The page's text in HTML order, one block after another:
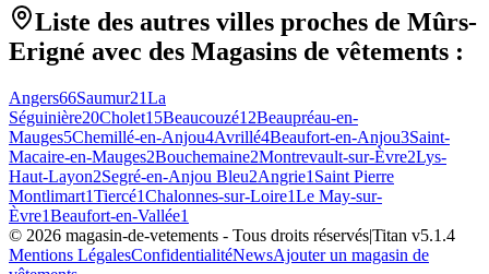
Liste des autres villes proches de Mûrs-
Erigné avec des Magasins de vêtements :
Angers66Saumur21La
Séguinière20Cholet15Beaucouzé12Beaupréau-en-
Mauges5Chemillé-en-Anjou4Avrillé4Beaufort-en-Anjou3Saint-
Macaire-en-Mauges2Bouchemaine2Montrevault-sur-Èvre2Lys-
Haut-Layon2Segré-en-Anjou Bleu2Angrie1 Saint Pierre
Montlimart1Tiercé1Chalonnes-sur-Loire1Le May-sur-
Èvre1Beaufort-en-Vallée1
© 2026 magasin-de-vetements - Tous droits réservés|Titan v5.1.4
Mentions LégalesConfidentialitéNewsAjouter un magasin de